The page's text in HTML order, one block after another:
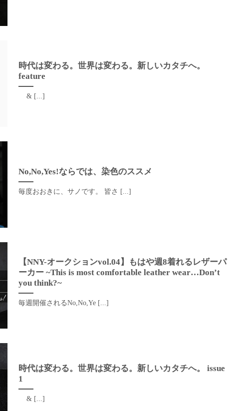
時代は変わる。世界は変わる。新しいカタチへ。
feature
& [...]
No,No,Yes!ならでは、染色のススメ
毎度おおきに、サノです。 皆さ [...]
【NNY-オークションvol.04】もはや週8着れるレザーパ
ーカー ~This is most comfortable leather wear…Don’t
you think?~
毎週開催されるNo,No,Ye [...]
時代は変わる。世界は変わる。新しいカタチへ。 issue
1
& [...]